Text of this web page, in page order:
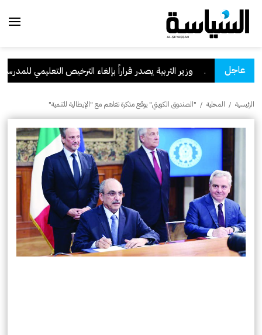
عاجل وزير التربية يصدر قراراً بإلغاء الترخيص التعليمي للمدرسة
الرئيسية / المحلية / "الصندوق الكويتي" يوقع مذكرة تفاهم مع "الإيطالية للتنمية"